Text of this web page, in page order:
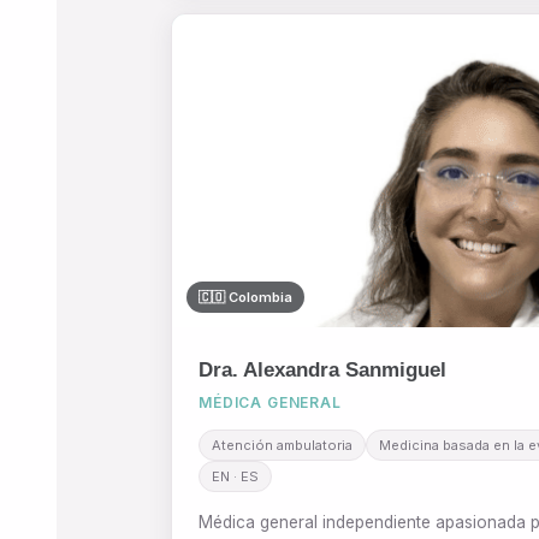
🇨🇴 Colombia
Dra. Alexandra Sanmiguel
MÉDICA GENERAL
Atención ambulatoria
Medicina basada en la
EN · ES
Médica general independiente apasionada